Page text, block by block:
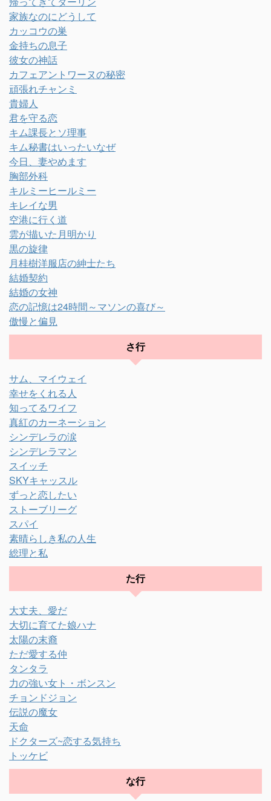
家族なのにどうして
カッコウの巣
金持ちの息子
彼女の神話
カフェアントワーヌの秘密
頑張れチャンミ
貴婦人
君を守る恋
キム課長とソ理事
キム秘書はいったいなぜ
今日、妻やめます
胸部外科
キルミーヒールミー
キレイな男
空港に行く道
雲が描いた月明かり
黒の旋律
月桂樹洋服店の紳士たち
結婚契約
結婚の女神
恋の記憶は24時間～マソンの喜び～
傲慢と偏見
さ行
サム、マイウェイ
幸せをくれる人
知ってるワイフ
真紅のカーネーション
シンデレラの涙
シンデレラマン
スイッチ
SKYキャッスル
ずっと恋したい
ストーブリーグ
スパイ
素晴らしき私の人生
総理と私
た行
大丈夫、愛だ
大切に育てた娘ハナ
太陽の末裔
ただ愛する仲
タンタラ
力の強い女ト・ボンスン
チョンドジョン
伝説の魔女
天命
ドクターズ~恋する気持ち
トッケビ
な行